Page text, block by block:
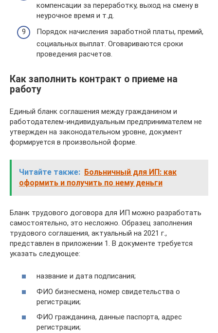
компенсации за переработку, выход на смену в
неурочное время и т.д.
Порядок начисления заработной платы, премий,
социальных выплат. Оговариваются сроки
проведения расчетов.
Как заполнить контракт о приеме на
работу
Единый бланк соглашения между гражданином и
работодателем-индивидуальным предпринимателем не
утвержден на законодательном уровне, документ
формируется в произвольной форме.
Читайте также: Больничный для ИП: как
оформить и получить по нему деньги
Бланк трудового договора для ИП можно разработать
самостоятельно, это несложно. Образец заполнения
трудового соглашения, актуальный на 2021 г.,
представлен в приложении 1. В документе требуется
указать следующее:
название и дата подписания;
ФИО бизнесмена, номер свидетельства о
регистрации;
ФИО гражданина, данные паспорта, адрес
регистрации;